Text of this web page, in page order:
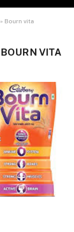
» Bourn vita
BOURN VITA